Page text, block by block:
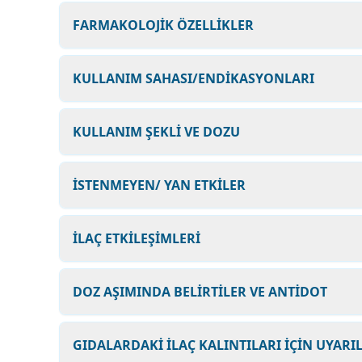
FARMAKOLOJİK ÖZELLİKLER
KULLANIM SAHASI/ENDİKASYONLARI
KULLANIM ŞEKLİ VE DOZU
İSTENMEYEN/ YAN ETKİLER
İLAÇ ETKİLEŞİMLERİ
DOZ AŞIMINDA BELİRTİLER VE ANTİDOT
GIDALARDAKİ İLAÇ KALINTILARI İÇİN